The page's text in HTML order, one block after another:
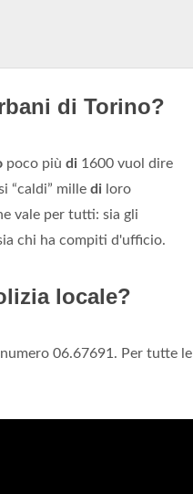
di Torino?
poco più di 1600 vuol dire
“caldi” mille di loro
vale per tutti: sia gli
chi ha compiti d'ufficio.
locale?
06.67691. Per tutte le